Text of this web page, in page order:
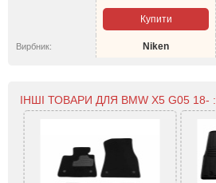
Купити
Вирбник: Niken
ІНШІ ТОВАРИ ДЛЯ BMW X5 G05 18- :